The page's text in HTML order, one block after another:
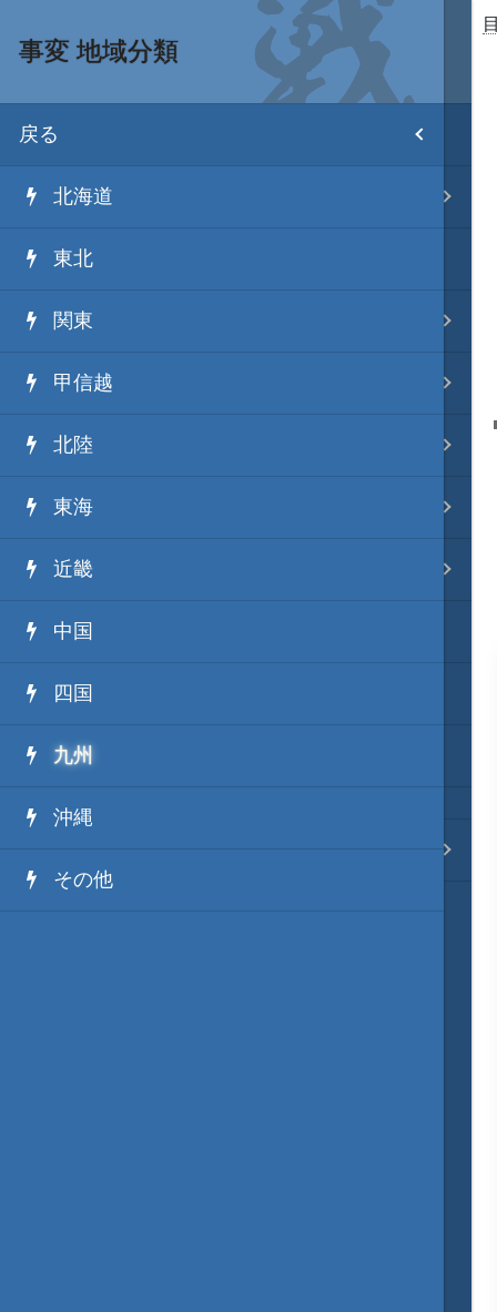
目次
武将 読み一覧
姫 読み一覧
家宝 分類一覧
城 地域分類
合戦 地域分類
事変 地域分類
事変 地域分類
戻る
北海道
東北
関東
甲信越
北陸
東海
近畿
中国
四国
九州
沖縄
その他
逸話 分類一覧
戦国ニュース
寺社・城・庭園ニュース
信長の野望ニュース